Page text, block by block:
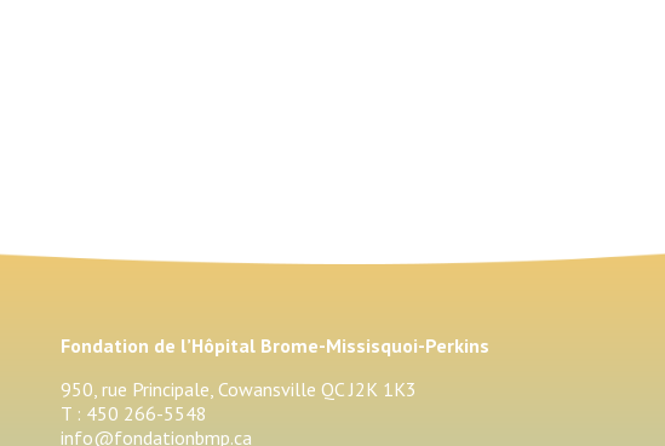
Fondation de l’Hôpital Brome-Missisquoi-Perkins
950, rue Principale, Cowansville QC J2K 1K3
T : 450 266-5548
info@fondationbmp.ca